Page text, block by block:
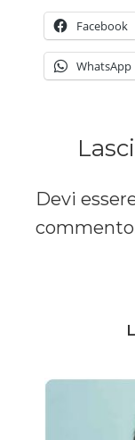
Facebook
WhatsApp
Devi